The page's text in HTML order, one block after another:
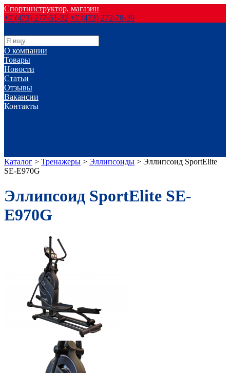
Спортинструктор, магазин
+7 (473) 277-51-32 +7 (473) 272-78-39
О компании
Товары
Новости
Статьи
Отзывы
Вакансии
Контакты
Каталог > Тренажеры > Эллипсоиды > Эллипсоид SportElite
SE-E970G
Эллипсоид SportElite SE-
E970G